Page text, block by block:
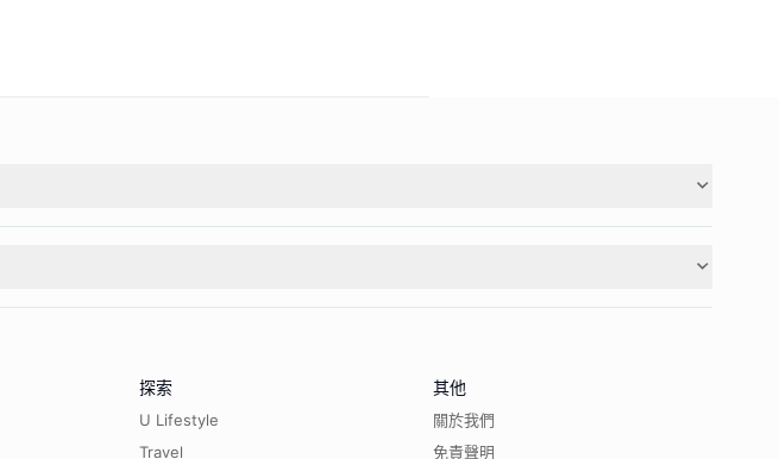
探索
U Lifestyle
Travel
其他
關於我們
免責聲明